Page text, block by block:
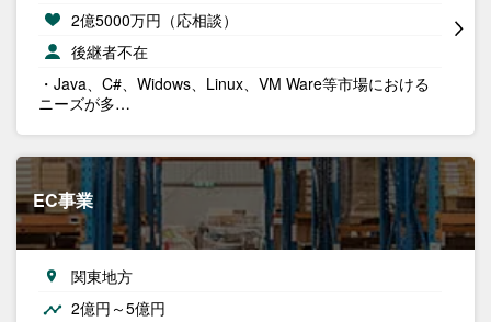
2億5000万円（応相談）
後継者不在
・Java、C#、Widows、Linux、VM Ware等市場における
ニーズが多…
EC事業
関東地方
2億円～5億円